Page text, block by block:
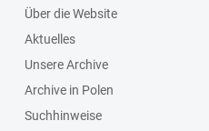
Über die Website
Aktuelles
Unsere Archive
Archive in Polen
Suchhinweise